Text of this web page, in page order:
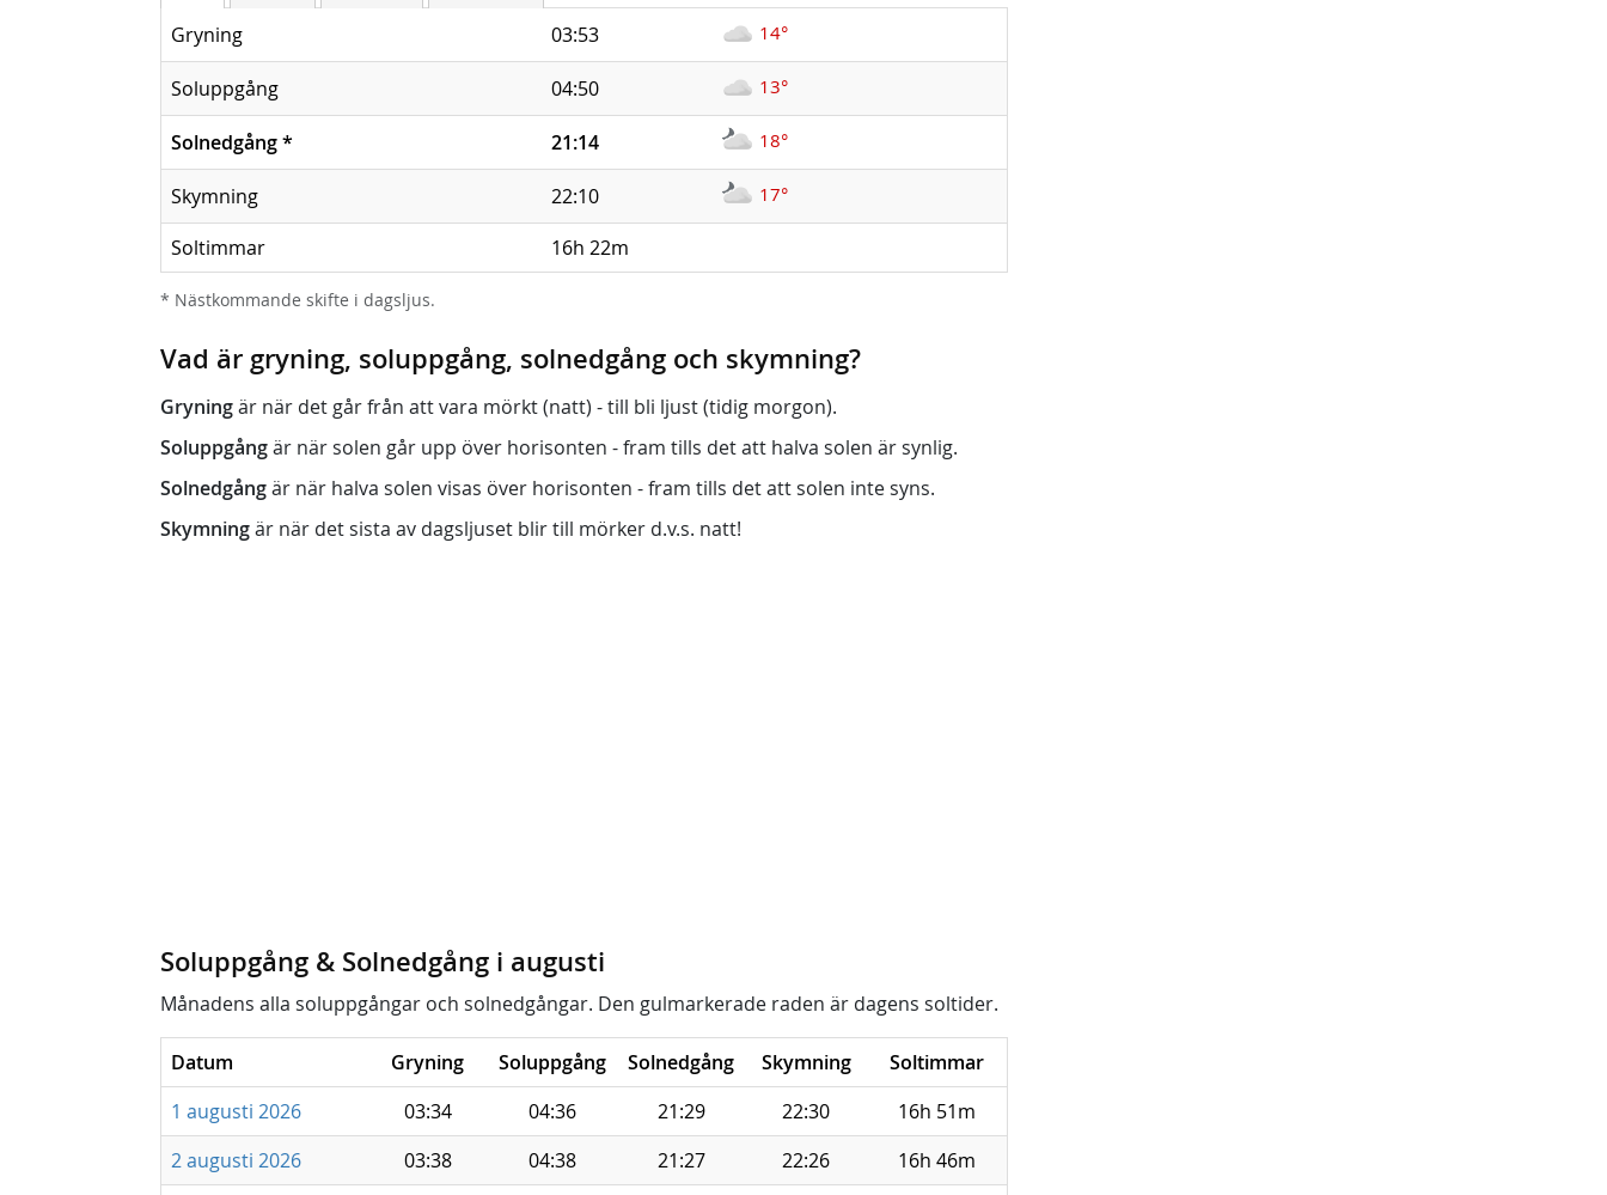
Gryning
03:53 14°
Soluppgång 04:50 13°
Solnedgång* 21:14 18°
Skymning 22:10 17°
Soltimmar 16h 22m
* Nästkommande skifte i dagsljus.
Vad är gryning, soluppgång, solnedgång och skymning?
Gryningär när det går från att vara mörkt (natt) - till bli ljust (tidig morgon).
Soluppgångär när solen går upp över horisonten - fram tills det att halva solen är synlig.
Solnedgångär när halva solen visas över horisonten - fram tills det att solen inte syns.
Skymningär när det sista av dagsljuset blir till mörker d.v.s. natt!
Soluppgång & Solnedgång i augusti
Månadens alla soluppgångar och solnedgångar. Den gulmarkerade raden är dagens soltider.
Datum Gryning Soluppgång Solnedgång Skymning
Soltimmar
1 augusti 2026
03:34 04:36 21:29 22:30
16h 51m
2 augusti 2026
03:38 04:38 21:27 22:26
16h 46m